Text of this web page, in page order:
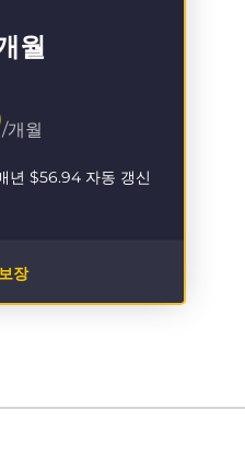
월
/개월
년 $56.94자동 갱신
장